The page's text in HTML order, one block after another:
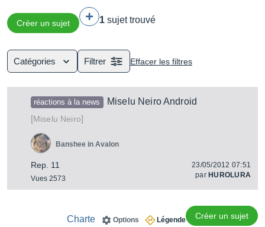
: la synthèse ou l'échantillonnage. Ces principes sont
ensuite utilisés dans des instruments à l'ergonomie et aux
finalités très diverses : synthé, clavier arrangeurs, boîtes à
Créer un sujet 1 sujet trouvé
Catégories Filtrer Effacer les filtres
réactions à la news
Miselu Neiro Android
[Miselu Neiro]
Rep. 11
Vues 2573
Banshee in Avalon
23/05/2012 07:51
par HUROLURA
Créer un sujet
Légende
Options
Charte